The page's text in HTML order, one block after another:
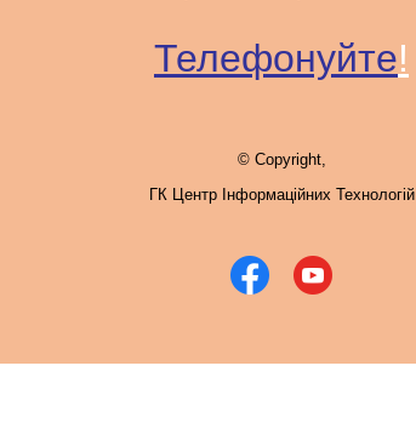
Телефонуйте!
© Copyright,
ГК Центр Інформаційних Технологій